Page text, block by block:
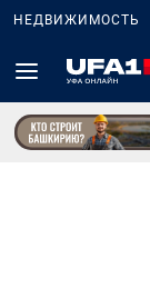
НЕДВИЖИМОСТЬ